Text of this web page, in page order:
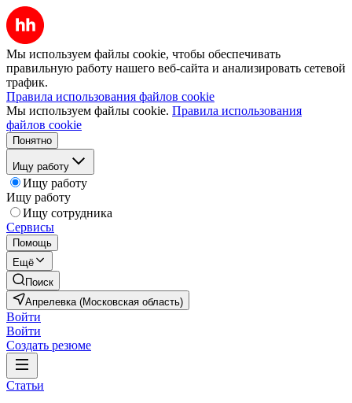
Мы используем файлы cookie, чтобы обеспечивать
правильную работу нашего веб-сайта и анализировать сетевой
трафик.
Правила использования файлов cookie
Мы используем файлы cookie. Правила использования
файлов cookie
Понятно
Ищу работу
Ищу работу
Ищу работу
Ищу сотрудника
Сервисы
Помощь
Ещё
Поиск
Апрелевка (Московская область)
Войти
Войти
Создать резюме
Статьи